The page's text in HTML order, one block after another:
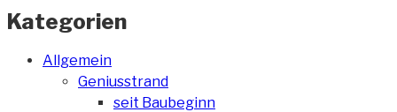
Kategorien
Allgemein
Geniusstrand
seit Baubeginn